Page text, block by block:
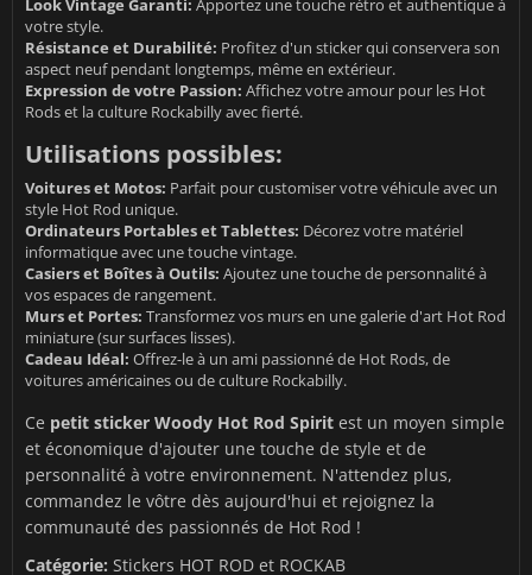
Look Vintage Garanti: Apportez une touche rétro et authentique à
votre style.
Résistance et Durabilité: Profitez d'un sticker qui conservera son
aspect neuf pendant longtemps, même en extérieur.
Expression de votre Passion: Affichez votre amour pour les Hot
Rods et la culture Rockabilly avec fierté.
Utilisations possibles:
Voitures et Motos: Parfait pour customiser votre véhicule avec un
style Hot Rod unique.
Ordinateurs Portables et Tablettes: Décorez votre matériel
informatique avec une touche vintage.
Casiers et Boîtes à Outils: Ajoutez une touche de personnalité à
vos espaces de rangement.
Murs et Portes: Transformez vos murs en une galerie d'art Hot Rod
miniature (sur surfaces lisses).
Cadeau Idéal: Offrez-le à un ami passionné de Hot Rods, de
voitures américaines ou de culture Rockabilly.
Ce petit sticker Woody Hot Rod Spirit est un moyen simple
et économique d'ajouter une touche de style et de
personnalité à votre environnement. N'attendez plus,
commandez le vôtre dès aujourd'hui et rejoignez la
communauté des passionnés de Hot Rod !
Catégorie: Stickers HOT ROD et ROCKAB